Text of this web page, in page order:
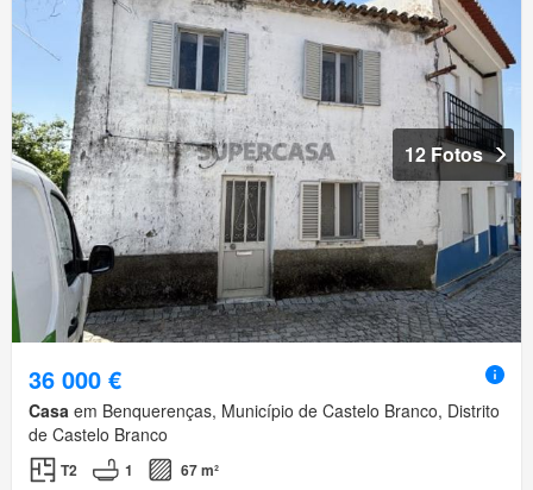
12 Fotos
36 000 €
Casa em Benquerenças, Município de Castelo Branco, Distrito
de Castelo Branco
T2 1 67 m²